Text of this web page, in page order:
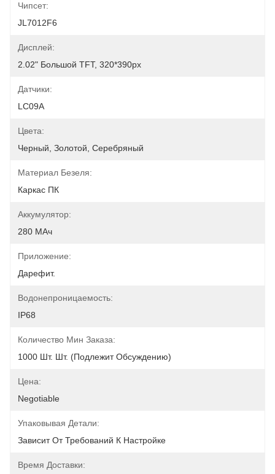
Чипсет:
JL7012F6
Дисплей:
2.02" Большой TFT, 320*390px
Датчики:
LC09A
Цвета:
Черный, Золотой, Серебряный
Материал Безеля:
Каркас ПК
Аккумулятор:
280 МАч
Приложение:
Дарефит.
Водонепроницаемость:
IP68
Количество Мин Заказа:
1000 Шт. Шт. (подлежит Обсуждению)
Цена:
Negotiable
Упаковывая Детали:
Зависит От Требований К Настройке
Время Доставки: